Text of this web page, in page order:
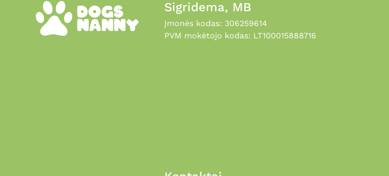
Sigridema, MB
Įmonės kodas: 306259614
PVM mokėtojo kodas: LT100015888716